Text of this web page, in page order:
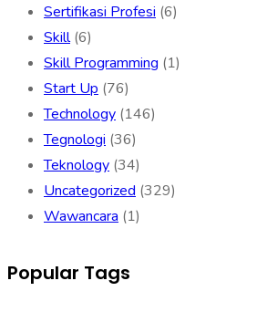
Sertifikasi Profesi (6)
Skill(6)
Skill Programming (1)
Start Up (76)
Technology (146)
Tegnologi (36)
Teknology (34)
Uncategorized (329)
Wawancara (1)
Popular Tags